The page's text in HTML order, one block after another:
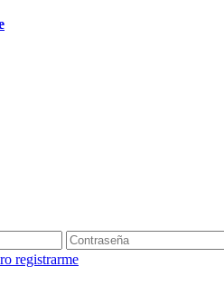
registrarme